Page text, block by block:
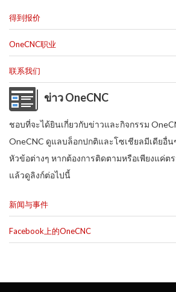
得到报价
OneCNC职业
联系我们
ข่าว OneCNC
ชอบที่จะได้ยินเกี่ยวกับข่าวและกิจกรรม
OneCNC ดูแลบล็อกปกติและโซเชียลมีเดียอื่
หัวข้อต่างๆ หากต้องการติดตามหรือเพียงแค่ต
แล้วดูลิงก์ต่อไปนี้
新闻与事件
Facebook上的OneCNC